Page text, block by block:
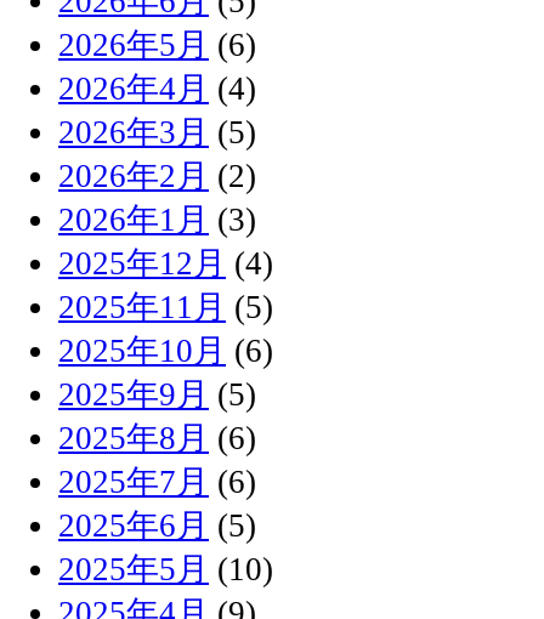
2026年5月 (6)
2026年4月 (4)
2026年3月 (5)
2026年2月 (2)
2026年1月 (3)
2025年12月 (4)
2025年11月 (5)
2025年10月 (6)
2025年9月 (5)
2025年8月 (6)
2025年7月 (6)
2025年6月 (5)
2025年5月 (10)